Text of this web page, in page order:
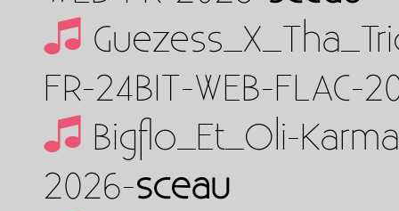
FR-24BIT-WEB-FLAC-
Bigflo_Et_Oli-
2026-sceau